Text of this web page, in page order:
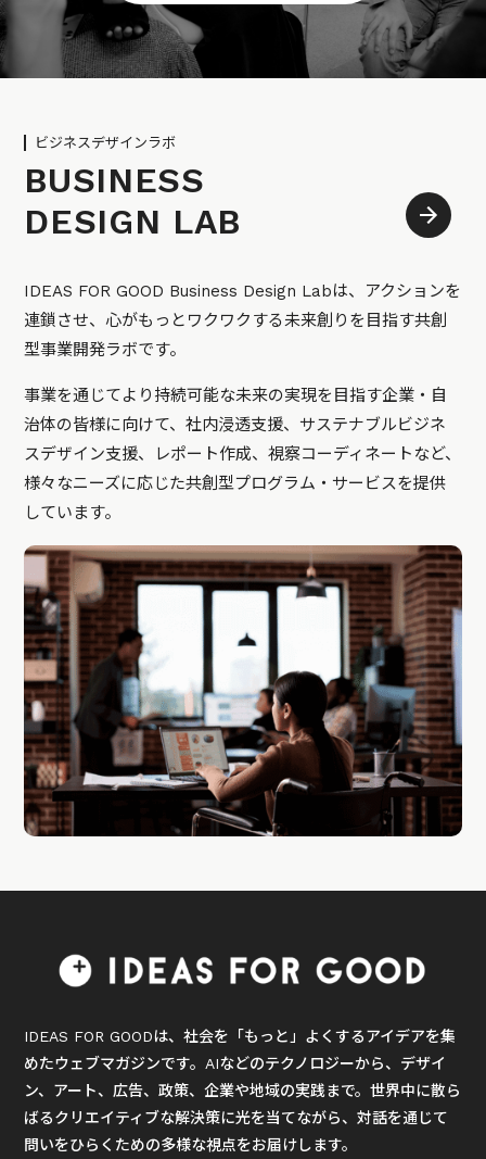
ビジネスデザインラボ
BUSINESS
DESIGN LAB
IDEAS FOR GOOD Business Design Labは、アクションを
連鎖させ、心がもっとワクワクする未来創りを目指す共創
型事業開発ラボです。
事業を通じてより持続可能な未来の実現を目指す企業・自
治体の皆様に向けて、社内浸透支援、サステナブルビジネ
スデザイン支援、レポート作成、視察コーディネートなど、
様々なニーズに応じた共創型プログラム・サービスを提供
しています。
IDEAS FOR GOODは、社会を「もっと」よくするアイデアを集
めたウェブマガジンです。AIなどのテクノロジーから、デザイ
ン、アート、広告、政策、企業や地域の実践まで。世界中に散ら
ばるクリエイティブな解決策に光を当てながら、対話を通じて
問いをひらくための多様な視点をお届けします。